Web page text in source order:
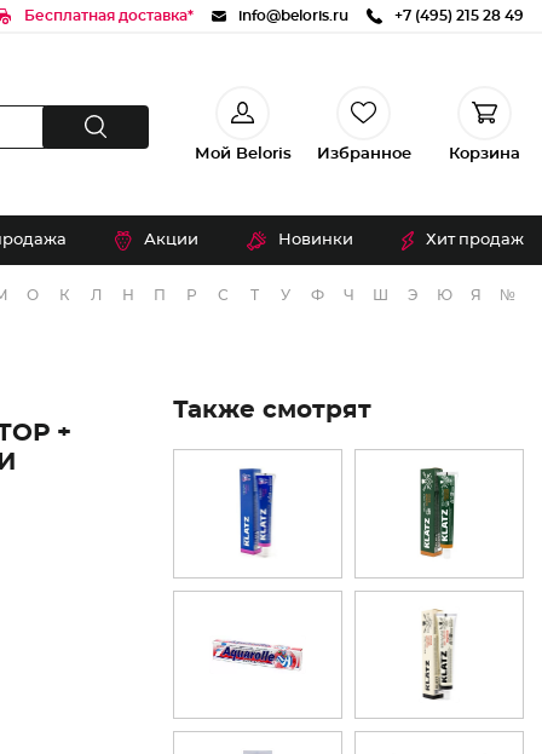
Бесплатная доставка* info@beloris.ru +7 (495) 215 28 49
Мой Beloris Избранное Корзина
Акции Новинки Хит продаж
О К Л Н П Р С Т У Ф Ч Э Ю Я №
+
Также смотрят